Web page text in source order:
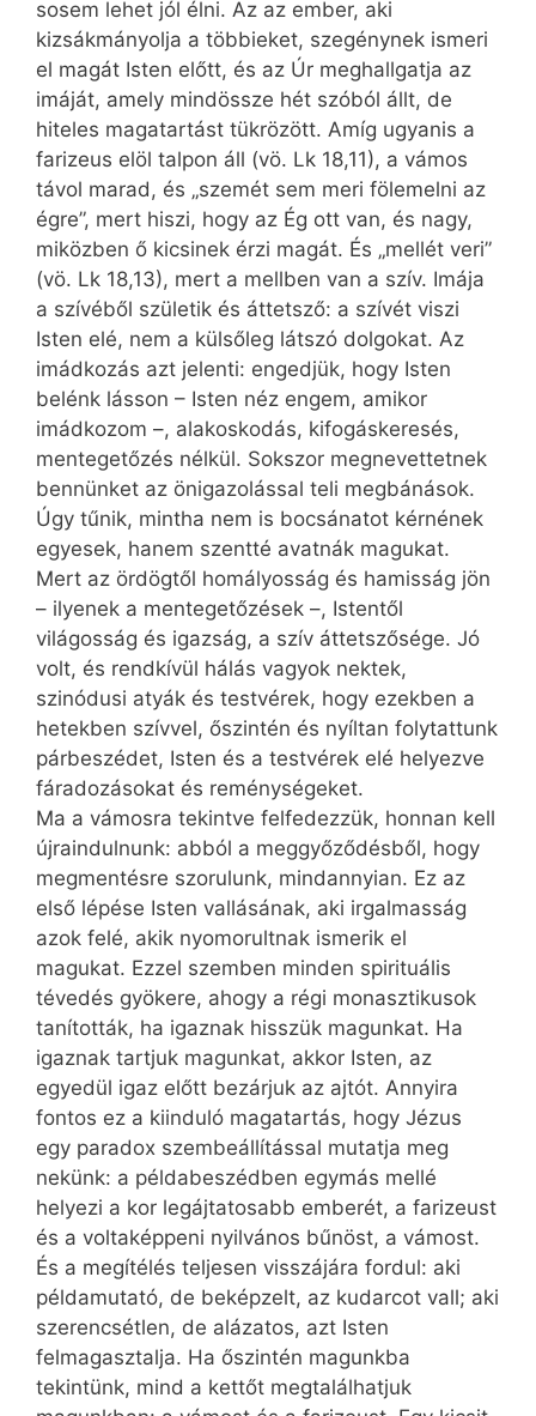
sosem lehet jól élni. Az az ember, aki
kizsákmányolja a többieket, szegénynek ismeri
el magát Isten előtt, és az Úr meghallgatja az
imáját, amely mindössze hét szóból állt, de
hiteles magatartást tükrözött. Amíg ugyanis a
farizeus elöl talpon áll (vö. Lk 18,11), a vámos
távol marad, és „szemét sem meri fölemelni az
égre”, mert hiszi, hogy az Ég ott van, és nagy,
miközben ő kicsinek érzi magát. És „mellét veri”
(vö. Lk 18,13), mert a mellben van a szív. Imája
a szívéből születik és áttetsző: a szívét viszi
Isten elé, nem a külsőleg látszó dolgokat. Az
imádkozás azt jelenti: engedjük, hogy Isten
belénk lásson – Isten néz engem, amikor
imádkozom –, alakoskodás, kifogáskeresés,
mentegetőzés nélkül. Sokszor megnevettetnek
bennünket az önigazolással teli megbánások.
Úgy tűnik, mintha nem is bocsánatot kérnének
egyesek, hanem szentté avatnák magukat.
Mert az ördögtől homályosság és hamisság jön
– ilyenek a mentegetőzések –, Istentől
világosság és igazság, a szív áttetszősége. Jó
volt, és rendkívül hálás vagyok nektek,
szinódusi atyák és testvérek, hogy ezekben a
hetekben szívvel, őszintén és nyíltan folytattunk
párbeszédet, Isten és a testvérek elé helyezve
fáradozásokat és reménységeket.
Ma a vámosra tekintve felfedezzük, honnan kell
újraindulnunk: abból a meggyőződésből, hogy
megmentésre szorulunk, mindannyian. Ez az
első lépése Isten vallásának, aki irgalmasság
azok felé, akik nyomorultnak ismerik el
magukat. Ezzel szemben minden spirituális
tévedés gyökere, ahogy a régi monasztikusok
tanították, ha igaznak hisszük magunkat. Ha
igaznak tartjuk magunkat, akkor Isten, az
egyedül igaz előtt bezárjuk az ajtót. Annyira
fontos ez a kiinduló magatartás, hogy Jézus
egy paradox szembeállítással mutatja meg
nekünk: a példabeszédben egymás mellé
helyezi a kor legájtatosabb emberét, a farizeust
és a voltaképpeni nyilvános bűnöst, a vámost.
És a megítélés teljesen visszájára fordul: aki
példamutató, de beképzelt, az kudarcot vall; aki
szerencsétlen, de alázatos, azt Isten
felmagasztalja. Ha őszintén magunkba
tekintünk, mind a kettőt megtalálhatjuk